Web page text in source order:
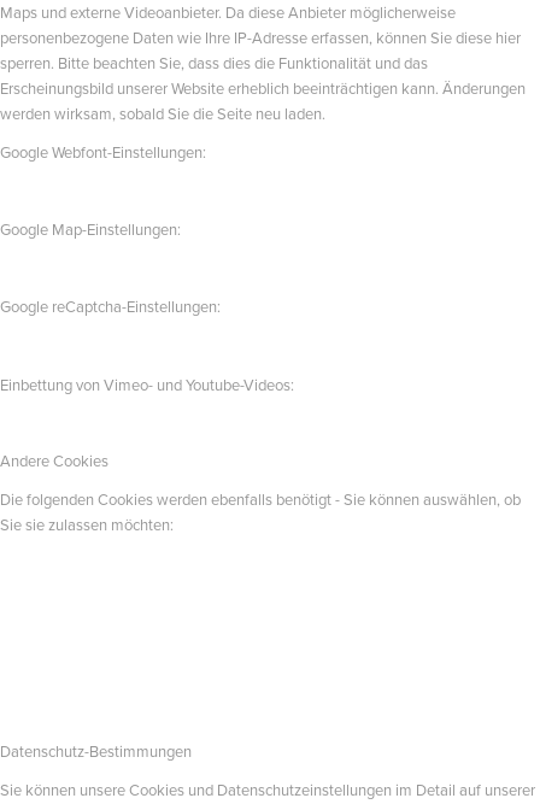
Maps und externe Videoanbieter. Da diese Anbieter möglicherweise
personenbezogene Daten wie Ihre IP-Adresse erfassen, können Sie diese hier
sperren. Bitte beachten Sie, dass dies die Funktionalität und das
Erscheinungsbild unserer Website erheblich beeinträchtigen kann. Änderungen
werden wirksam, sobald Sie die Seite neu laden.
Google Webfont-Einstellungen:
Google Map-Einstellungen:
Google reCaptcha-Einstellungen:
Einbettung von Vimeo- und Youtube-Videos:
Andere Cookies
Die folgenden Cookies werden ebenfalls benötigt - Sie können auswählen, ob
Sie sie zulassen möchten:
Datenschutz-Bestimmungen
Sie können unsere Cookies und Datenschutzeinstellungen im Detail auf unserer